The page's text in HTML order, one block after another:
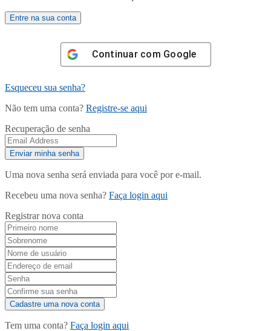
Continuar com Google
Esqueceu sua senha?
Não tem uma conta? Registre-se aqui
Recuperação de senha
Uma nova senha será enviada para você por e-mail.
Recebeu uma nova senha? Faça login aqui
Registrar nova conta
Tem uma conta? Faça login aqui